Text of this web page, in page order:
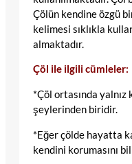
Çölün kendine özgü
kelimesi sıklıkla
almaktadır.
Çöl ile ilgili cümleler:
*Çöl ortasında yalnız
şeylerinden biridir.
*Eğer çölde hayatta
kendini korumasını